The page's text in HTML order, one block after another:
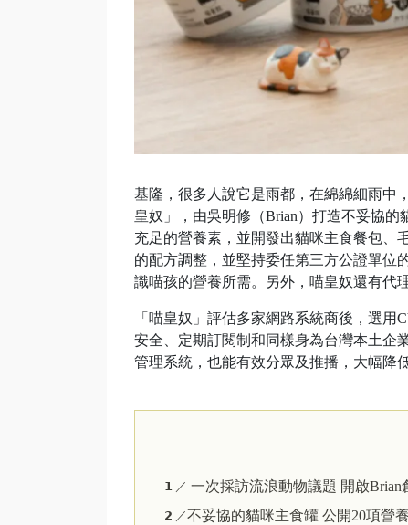
基隆，很多人說它是雨都，在綿綿細雨中
皇奴」，由吳明修（Brian）打造不妥協
充足的營養素，並開發出貓咪主食餐包、
的配方調整，並堅持委任第三方公證單位
識喵孩的營養所需。另外，喵皇奴還有代
「喵皇奴」評估多家網路系統商後，選
安全、定期訂閱制和同樣身為台灣本土企
管理系統，也能有效分眾及推播，大幅降
𝟭 ／ 一次採訪流浪動物議題 開啟Brian
𝟮 ／不妥協的貓咪主食罐 公開20項營